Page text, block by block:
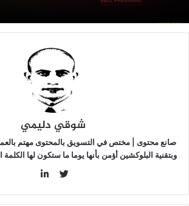
إلى
منصات
شوقي دليمي
صانع محتوى | مختص في التسويق بالمحتوى مهتم
وبتقنية البلوكشين أؤمن بأنها يوما ما ستكون لها